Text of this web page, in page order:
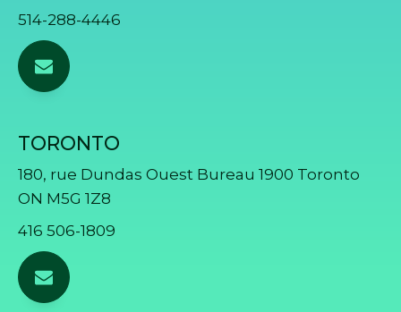
514-288-4446
TORONTO
180, rue Dundas Ouest Bureau 1900 Toronto
ON M5G 1Z8
416 506-1809